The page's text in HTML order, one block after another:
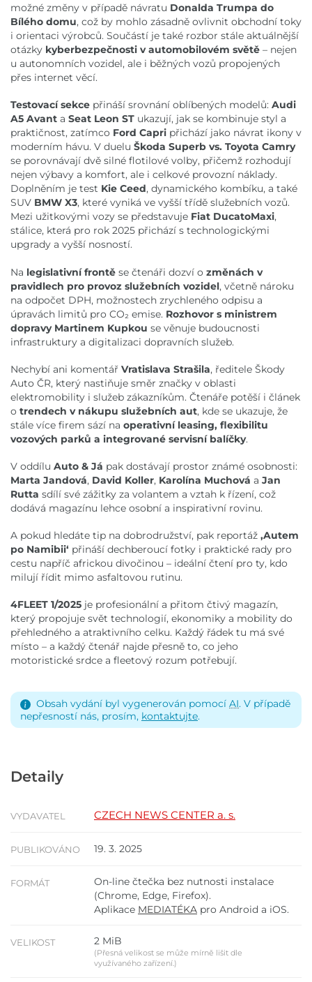
možné změny v případě návratu Donalda Trumpa do
Bílého domu, což by mohlo zásadně ovlivnit obchodní toky
i orientaci výrobců. Součástí je také rozbor stále aktuálnější
otázky kyberbezpečnosti v automobilovém světě – nejen
u autonomních vozidel, ale i běžných vozů propojených
přes internet věcí.
Testovací sekce přináší srovnání oblíbených modelů: Audi
A5 Avant a Seat Leon ST ukazují, jak se kombinuje styl a
praktičnost, zatímco Ford Capri přichází jako návrat ikony v
moderním hávu. V duelu Škoda Superb vs. Toyota Camry
se porovnávají dvě silné flotilové volby, přičemž rozhodují
nejen výbavy a komfort, ale i celkové provozní náklady.
Doplněním je test Kie Ceed, dynamického kombíku, a také
SUV BMW X3, které vyniká ve vyšší třídě služebních vozů.
Mezi užitkovými vozy se představuje Fiat DucatoMaxi,
stálice, která pro rok 2025 přichází s technologickými
upgrady a vyšší nosností.
Na legislativní frontě se čtenáři dozví o změnách v
pravidlech pro provoz služebních vozidel, včetně nároku
na odpočet DPH, možnostech zrychleného odpisu a
úpravách limitů pro CO₂ emise. Rozhovor s ministrem
dopravy Martinem Kupkou se věnuje budoucnosti
infrastruktury a digitalizaci dopravních služeb.
Nechybí ani komentář Vratislava Strašila, ředitele Škody
Auto ČR, který nastiňuje směr značky v oblasti
elektromobility i služeb zákazníkům. Čtenáře potěší i článek
o trendech v nákupu služebních aut, kde se ukazuje, že
stále více firem sází na operativní leasing, flexibilitu
vozových parků a integrované servisní balíčky.
V oddílu Auto & Já pak dostávají prostor známé osobnosti:
Marta Jandová, David Koller, Karolína Muchová a Jan
Rutta sdílí své zážitky za volantem a vztah k řízení, což
dodává magazínu lehce osobní a inspirativní rovinu.
A pokud hledáte tip na dobrodružství, pak reportáž ,Autem
po Namibii‘ přináší dechberoucí fotky i praktické rady pro
cestu napříč africkou divočinou – ideální čtení pro ty, kdo
milují řídit mimo asfaltovou rutinu.
4FLEET 1/2025 je profesionální a přitom čtivý magazín,
který propojuje svět technologií, ekonomiky a mobility do
přehledného a atraktivního celku. Každý řádek tu má své
místo – a každý čtenář najde přesně to, co jeho
motoristické srdce a fleetový rozum potřebují.
Obsah vydání byl vygenerován pomocí AI. V případě
nepřesností nás, prosím, kontaktujte.
Detaily
VYDAVATEL CZECH NEWS CENTER a. s.
PUBLIKOVÁNO 19. 3. 2025
FORMÁT
On-line čtečka bez nutnosti instalace
(Chrome, Edge, Firefox).
Aplikace MEDIATÉKA pro Android a iOS.
VELIKOST 2 MiB
(Přesná velikost se může mírně lišit dle
využívaného zařízení.)